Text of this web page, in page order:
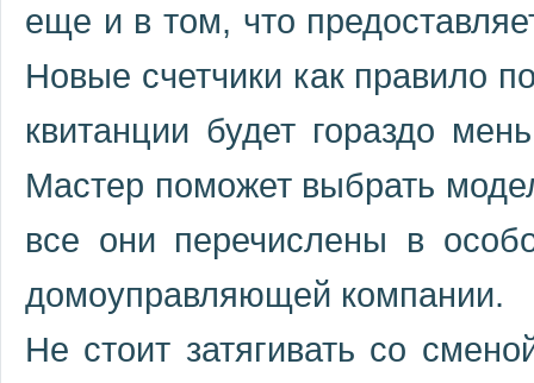
еще и в том, что
Новые счетчики как правило
квитанции будет гораздо
Мастер поможет выбрать
все они перечислены в
домоуправляющей компании.
Не стоит затягивать со